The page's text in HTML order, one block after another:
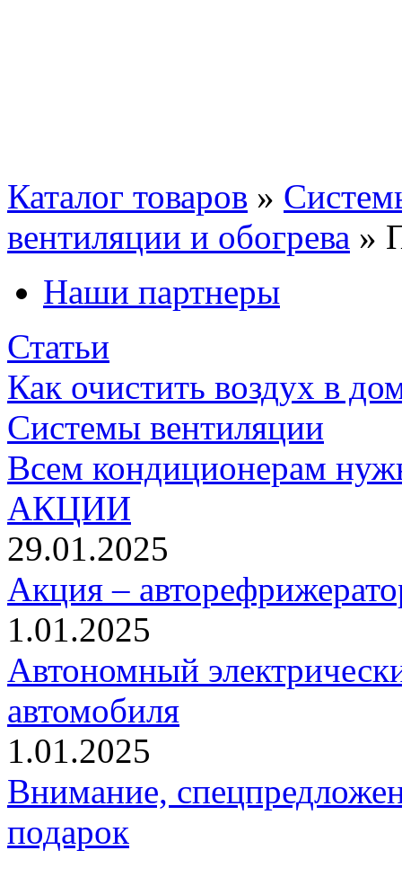
Каталог товаров »
вентиляции и обогрева »
Наши партнеры
Статьи
Как очистить воздух в
Системы вентиляции
Всем кондиционерам
АКЦИИ
29.01.2025
Акция –
1.01.2025
Автономный
автомобиля
1.01.2025
Внимание,
подарок